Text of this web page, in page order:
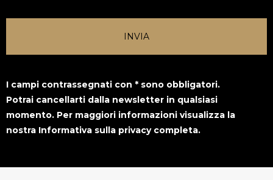
INVIA
I campi contrassegnati con * sono obbligatori.
Potrai cancellarti dalla newsletter in qualsiasi
momento. Per maggiori informazioni visualizza la
nostra Informativa sulla privacy completa.